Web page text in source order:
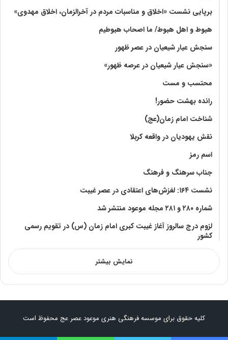
برپایی نشست «اخلاق و مناسبات مردم در آخرالزمان، اخلاق مهدوی»
هبوط و اهل هبوط/ ما اصحاب هبوطیم
سنجش عیار شیعیان در عصر ظهور
«سنجش عیار شیعیان در عرصه ظهور»
محتسب و مست
رانده بهشت‌ حضور!
شناخت امام زمان(عج)
نقش یهودیان در واقعه کربلا
اسم رمز
جناب سرهنگ و فرهنگ
نشست ۱۶۴: لغزش‌های اعتقادی در عصر غیبت
شماره ۲۸۰ و ۲۸۱ مجله موعود منتشر شد
لزوم درج سالروز آغاز غیبت کبری امام زمان (س) در تقویم رسمی
کشور
نمایش بیشتر
کلیه حقوق برای موسسه فرهنگی هنری موعود عصر عج محفوظ است